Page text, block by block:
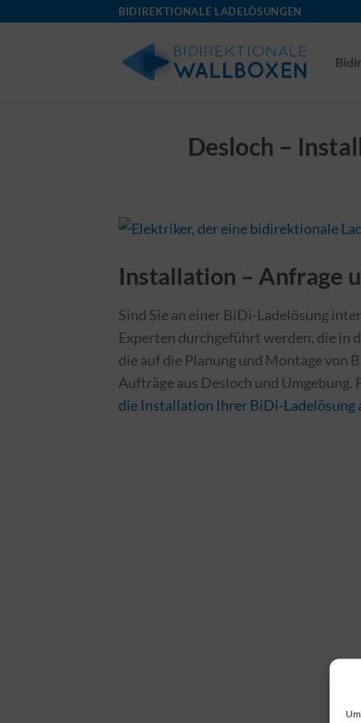
BIDIREKTIONALE LADELÖSUNGEN
Desloch –
Installation – Anfrage
Sind Sie an einer BiDi-Ladelösung
Experten durchgeführt werden, die in
die auf die Planung und Montage von
Aufträge aus Desloch und Umgebung.
die Installation Ihrer BiDi-Ladelösung